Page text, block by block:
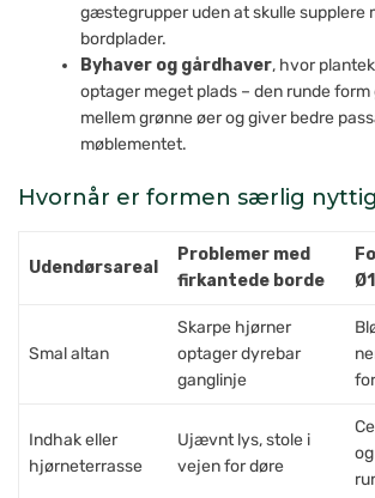
gæstegrupper uden at skulle supplere
bordplader.
Byhaver og gårdhaver, hvor
optager meget plads – den runde form
mellem grønne øer og giver bedre
møblementet.
Hvornår er formen særlig
Udendørsareal
Problemer med
firkantede borde
Smal altan
Skarpe hjørner
optager dyrebar
ganglinje
Indhak eller
hjørneterrasse
Ujævnt lys, stole i
vejen for døre